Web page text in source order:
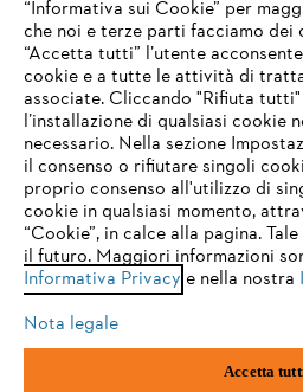
Service
Termini e condizioni generali
Note legali Cookies
Andreas STIHL S.p.A. - Viale delle Industrie,
20040 Cambiago (MI)
Email:info@stihl.it
Numero di partita IVA: 09883420151.
IHR BROWSER
UNTERSTÜTZT
Sie nutzen einen Browser, den wir
eine optimale Nutzung unserer
einem der folgenden Browser zu
firefox
safari
“Informativa sui Cookie” per
che noi e terze parti facciamo dei
“Accetta tutti” l’utente
cookie e a tutte le attività di
associate. Cliccando "Rifiuta
l’installazione di qualsiasi cookie
necessario. Nella sezione
il consenso o rifiutare singoli
proprio consenso all'utilizzo di
cookie in qualsiasi momento,
“Cookie”, in calce alla pagina.
il futuro. Maggiori informazioni
Informativa Privacy e nella nostra
Nota legale
Accetta